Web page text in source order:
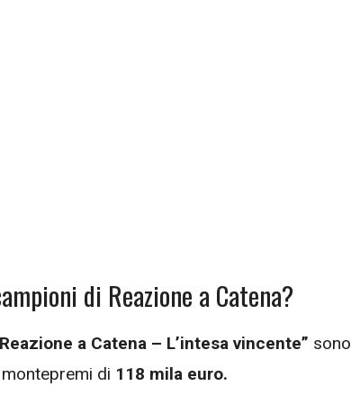
di Reazione a Catena?
a Catena – L’intesa vincente” sono
di 118 mila euro.